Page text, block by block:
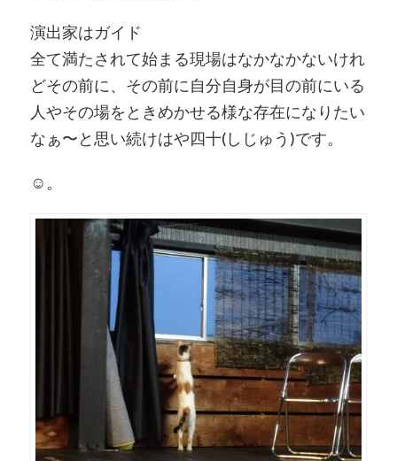
演出家はガイド
全て満たされて始まる現場はなかなかないけれ
どその前に、その前に自分自身が目の前にいる
人やその場をときめかせる様な存在になりたい
なぁ〜と思い続けはや四十(しじゅう)です。
☺︎。